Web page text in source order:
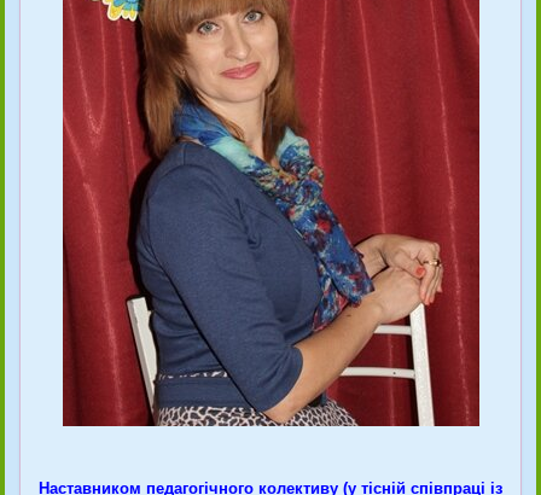
Наставником педагогічного колективу (у тісній співпраці із